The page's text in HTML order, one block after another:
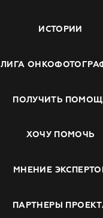
ИСТОРИИ
ЛИГА
ПОЛУЧИТЬ
ХОЧУ ПОМОЧЬ
МНЕНИЕ
ПАРТНЕРЫ